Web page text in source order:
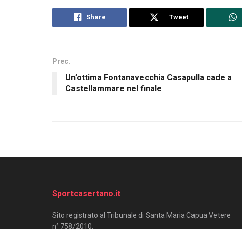
Share Tweet
Prec.
Un’ottima Fontanavecchia Casapulla cade a
Castellammare nel finale
Sportcasertano.it
Sito registrato al Tribunale di Santa Maria Capua Vetere
n° 758/2010.